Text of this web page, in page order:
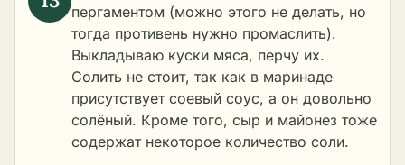
пергаментом (можно этого не делать, но
тогда противень нужно промаслить).
Выкладываю куски мяса, перчу их.
Солить не стоит, так как в маринаде
присутствует соевый соус, а он довольно
солёный. Кроме того, сыр и майонез тоже
содержат некоторое количество соли.